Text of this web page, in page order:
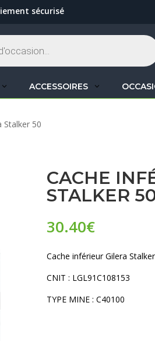
sécurisé
ACCESSOIRES
Stalker 50
CACHE
STALKER
30.40€
Cache inférieur Gilera
CNIT : LGL91C108153
TYPE MINE : C40100